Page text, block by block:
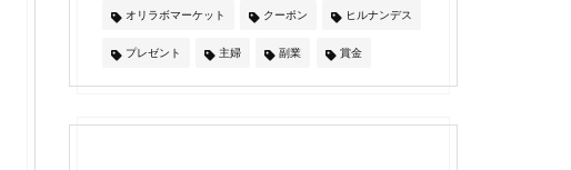
オリラボマーケット クーポン ヒルナンデス
プレゼント 主婦 副業 賞金